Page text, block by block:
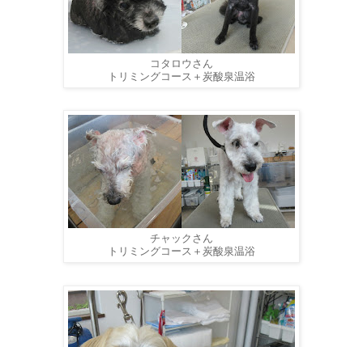
コタロウさん
トリミングコース＋炭酸泉温浴
チャックさん
トリミングコース＋炭酸泉温浴